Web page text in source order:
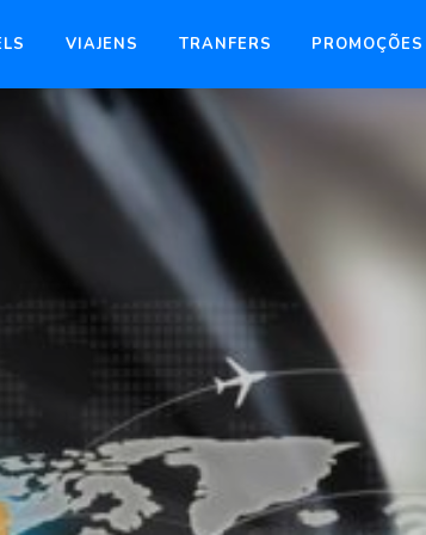
VIAJENS TRANFERS PROMOÇÕES